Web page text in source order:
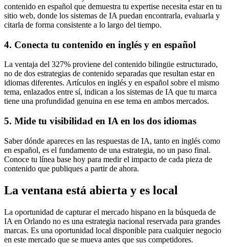
contenido en español que demuestra tu expertise necesita estar en tu
sitio web, donde los sistemas de IA puedan encontrarla, evaluarla y
citarla de forma consistente a lo largo del tiempo.
4. Conecta tu contenido en inglés y en español
La ventaja del 327% proviene del contenido bilingüe estructurado,
no de dos estrategias de contenido separadas que resultan estar en
idiomas diferentes. Artículos en inglés y en español sobre el mismo
tema, enlazados entre sí, indican a los sistemas de IA que tu marca
tiene una profundidad genuina en ese tema en ambos mercados.
5. Mide tu visibilidad en IA en los dos idiomas
Saber dónde apareces en las respuestas de IA, tanto en inglés como
en español, es el fundamento de una estrategia, no un paso final.
Conoce tu línea base hoy para medir el impacto de cada pieza de
contenido que publiques a partir de ahora.
La ventana está abierta y es local
La oportunidad de capturar el mercado hispano en la búsqueda de
IA en Orlando no es una estrategia nacional reservada para grandes
marcas. Es una oportunidad local disponible para cualquier negocio
en este mercado que se mueva antes que sus competidores.